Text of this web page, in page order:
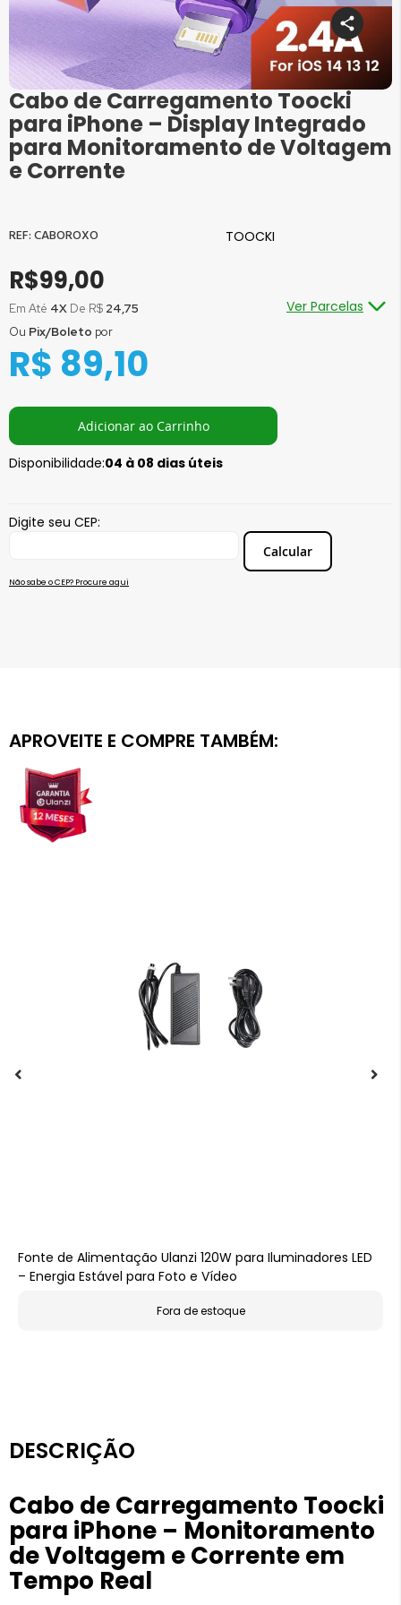
Cabo de Carregamento Toocki
para iPhone – Display Integrado
para Monitoramento de Voltagem
e Corrente
CABOROXO TOOCKI
R$99,00
Em Até 4X De R$ 24,75 Ver Parcelas
Ou em até1xde R$
Ou em até2x de R$49,50
Ou em até
R$ 89,10
Ou Pix/Boleto por
Adicionar ao Carrinho
Disponibilidade:04 à 08 dias úteis
Digite seu CEP:
Calcular
Não sabe o CEP? Procure aqui
Saltar
para
o
início
da
APROVEITE E COMPRE TAMBÉM:
Fonte de Alimentação Ulanzi 120W para Iluminadores LED
– Energia Estável para Foto e Vídeo
Fora de estoque
DESCRIÇÃO
Cabo de Carregamento Toocki
para iPhone – Monitoramento
de Voltagem e Corrente em
Tempo Real